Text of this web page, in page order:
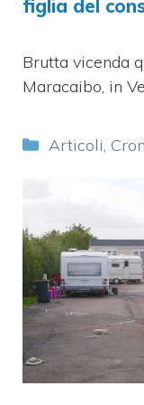
figlia del
Brutta vicenda
Maracaibo, in
Categorie
Articoli